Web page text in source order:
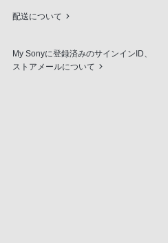
配送について
My Sonyに登録済みのサインインID、
ストアメールについて